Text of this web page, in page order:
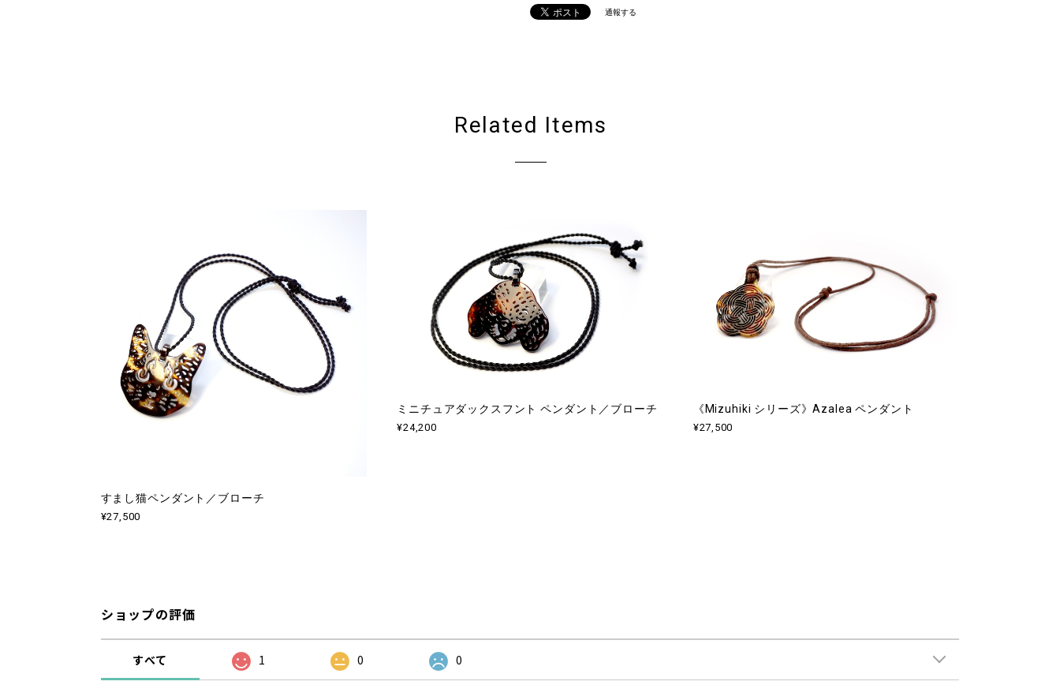
通報する
Related Items
すまし猫ペンダント／ブローチ
¥27,500
ミニチュアダックスフント ペンダント／ブローチ
¥24,200
《Mizuhiki シリーズ》Azalea ペンダント
¥27,500
ショップの評価
すべて 1 0 0